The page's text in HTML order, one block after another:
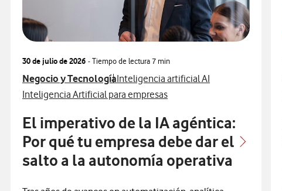
30 de julio de 2026 - Tiempo de lectura7 min
Ver más articulos relacionados con
Negocio y TecnologíaVer más artículos con
Inteligencia artificial AI
Ver más artículos con
Inteligencia Artificial para empresas
El imperativo de la IA agéntica:
Por qué tu empresa debe dar el
salto a la autonomía operativa